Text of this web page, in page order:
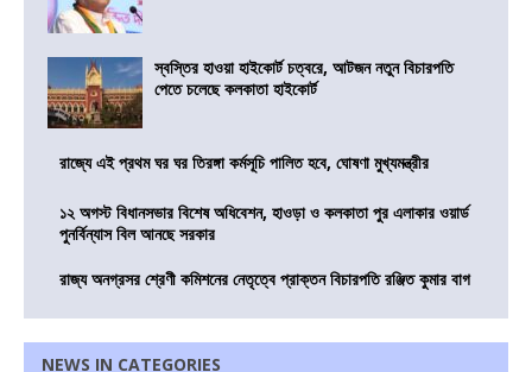
স্বস্তির হাওয়া হাইকোর্ট চত্বরে, আটজন নতুন বিচারপতি
পেতে চলেছে কলকাতা হাইকোর্ট
রাজ্যে এই প্রথম ঘর ঘর তিরঙ্গা কর্মসূচি পালিত হবে, ঘোষণা মুখ্যমন্ত্রীর
১২ অগস্ট বিধানসভার বিশেষ অধিবেশন, হাওড়া ও কলকাতা পুর এলাকার ওয়ার্ড
পুনর্বিন্যাস বিল আনছে সরকার
রাজ্য অনগ্রসর শ্রেণী কমিশনের নেতৃত্বে প্রাক্তন বিচারপতি রঞ্জিত কুমার বাগ
NEWS IN CATEGORIES